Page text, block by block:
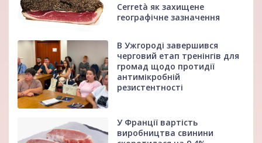
Cerretà як захищене
географічне зазначення
В Ужгороді завершився
черговий етап тренінгів для
громад щодо протидії
антимікробній
резистентності
У Франції вартість
виробництва свинини